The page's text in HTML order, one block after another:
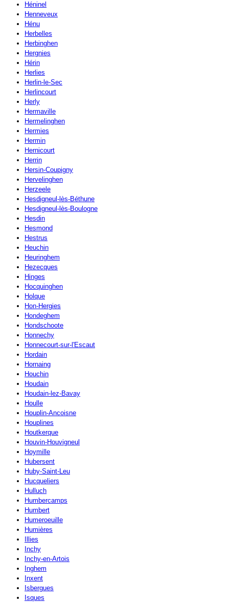
Héninel
Henneveux
Hénu
Herbelles
Herbinghen
Hergnies
Hérin
Herlies
Herlin-le-Sec
Herlincourt
Herly
Hermaville
Hermelinghen
Hermies
Hermin
Hernicourt
Herrin
Hersin-Coupigny
Hervelinghen
Herzeele
Hesdigneul-lès-Béthune
Hesdigneul-lès-Boulogne
Hesdin
Hesmond
Hestrus
Heuchin
Heuringhem
Hezecques
Hinges
Hocquinghen
Holque
Hon-Hergies
Hondeghem
Hondschoote
Honnechy
Honnecourt-sur-l'Escaut
Hordain
Hornaing
Houchin
Houdain
Houdain-lez-Bavay
Houlle
Houplin-Ancoisne
Houplines
Houtkerque
Houvin-Houvigneul
Hoymille
Hubersent
Huby-Saint-Leu
Hucqueliers
Hulluch
Humbercamps
Humbert
Humeroeuille
Humières
Illies
Inchy
Inchy-en-Artois
Inghem
Inxent
Isbergues
Isques